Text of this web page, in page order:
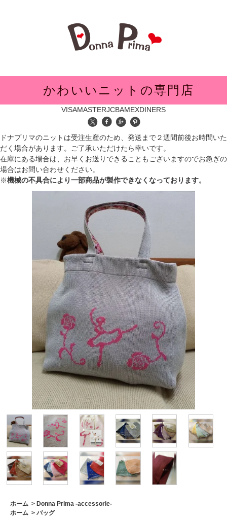
かわいいニットの専門店
VISAMASTERJCBAMEXDINERS
ドナプリマのニットは受注生産のため、発送まで２週間前後お時間いた
だく場合があります。ご了承いただけたら幸いです。
在庫にある場合は、お早くお送りできることもございますのでお急ぎの
場合はお問い合わせください。
※機械の不具合により一部商品が製作できなくなっております。
ホーム > Donna Prima -accessorie-
ホーム > バッグ